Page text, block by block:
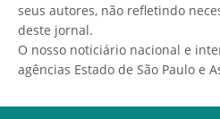
seus autores, não refletindo
deste jornal.
O nosso noticiário nacional e
agências Estado de São Paulo e